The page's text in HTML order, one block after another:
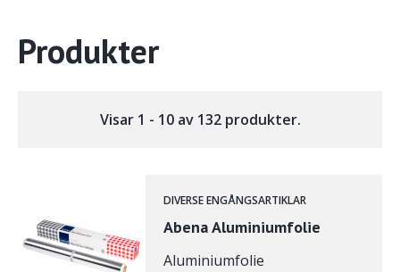
Produkter
Visar 1 - 10 av 132 produkter.
DIVERSE ENGÅNGSARTIKLAR
Abena Aluminiumfolie
Aluminiumfolie